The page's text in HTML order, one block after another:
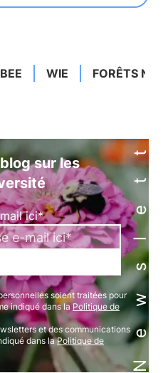
WIE FORÊTSNewsletter
sur les
ici*
soient traitées pour
indiqué dans laPolitique de
et des communications
dans laPolitique de